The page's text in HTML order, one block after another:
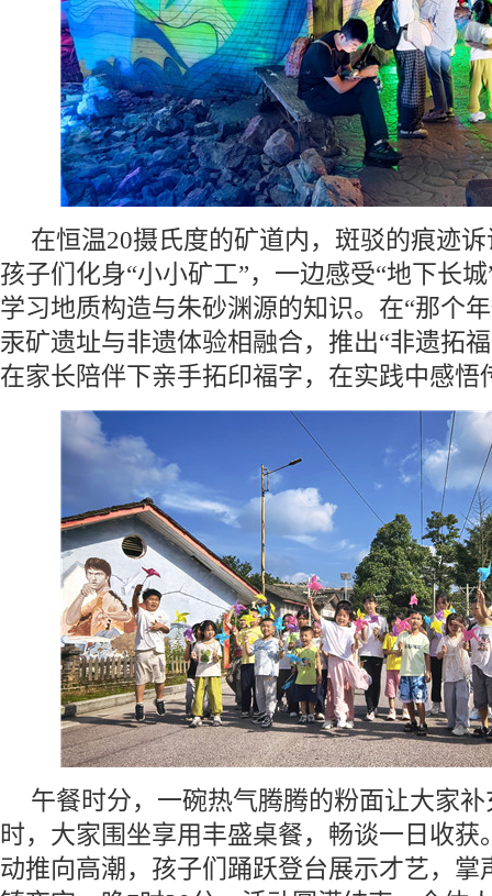
在恒温20摄氏度的矿道内，斑驳的痕迹
孩子们化身“小小矿工”，一边感受“地下长
学习地质构造与朱砂渊源的知识。在“那个
汞矿遗址与非遗体验相融合，推出“非遗拓
在家长陪伴下亲手拓印福字，在实践中感悟
午餐时分，一碗热气腾腾的粉面让大家
时，大家围坐享用丰盛桌餐，畅谈一日收获
动推向高潮，孩子们踊跃登台展示才艺，掌